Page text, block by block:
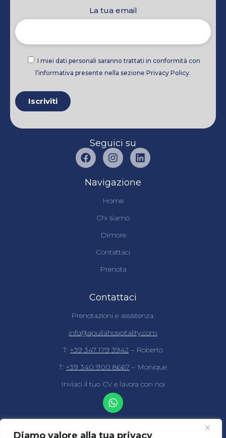
Diamo valore alla tua privacy
La tua email
I miei dati personali saranno trattati in conformità con
l’informativa presente nella sezione Privacy Policy.
Seguici su
Navigazione
Home
Chi siamo
Dimore
Contattaci
Prenota
Contattaci
Prenotazioni e assistenza:
info@apuliahospitality.com
T: +39 347 179 3942 – Roberto
T: +39 340 900 8667 – Monique
Inviaci il tuo CV e lavora con noi